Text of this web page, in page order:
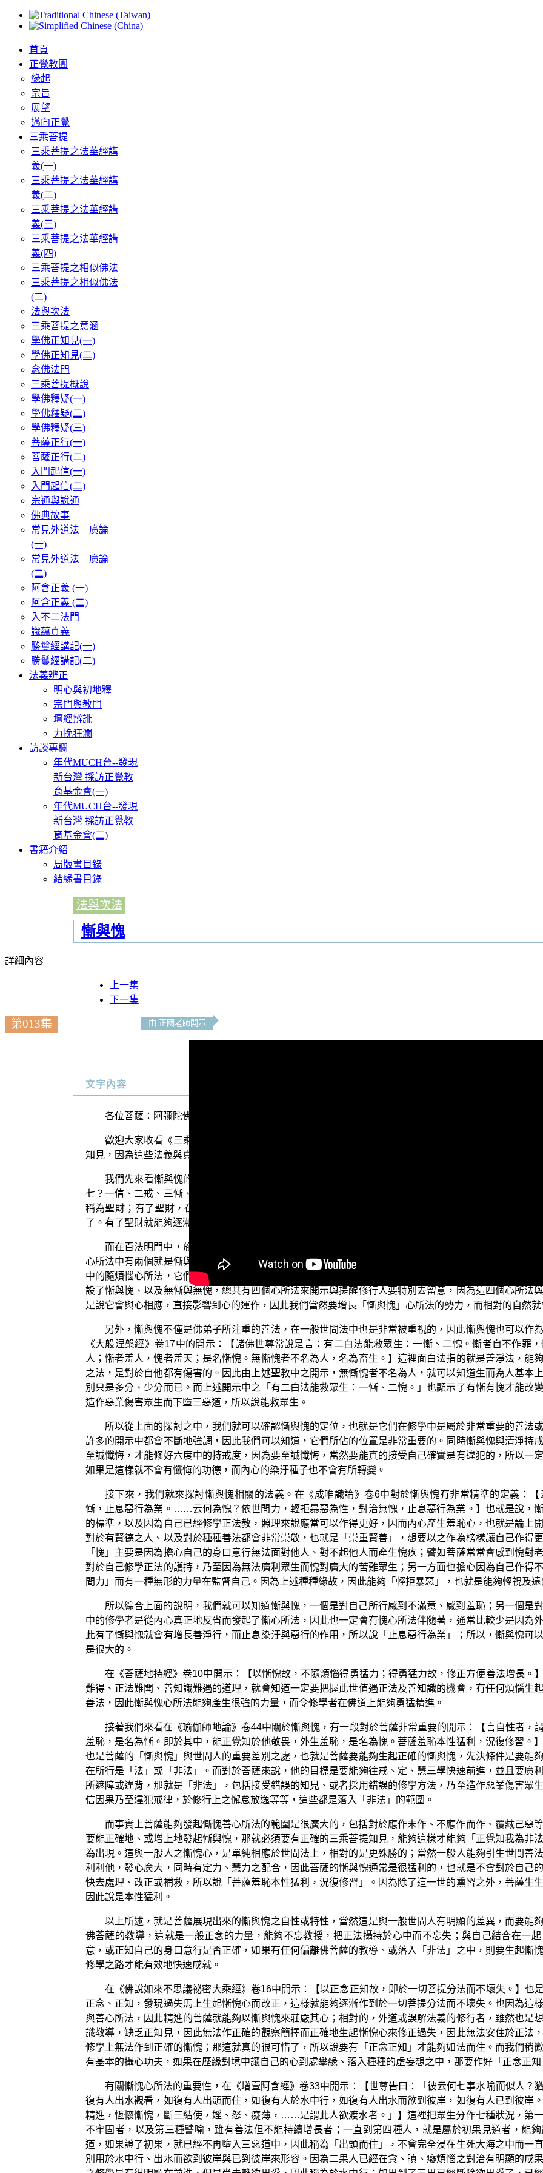
首頁
正覺教團
緣起
宗旨
展望
邁向正覺
三乘菩提
三乘菩提之法華經講
義(一)
三乘菩提之法華經講
義(二)
三乘菩提之法華經講
義(三)
三乘菩提之法華經講
義(四)
三乘菩提之相似佛法
三乘菩提之相似佛法
(二)
法與次法
三乘菩提之意涵
學佛正知見(一)
學佛正知見(二)
念佛法門
三乘菩提概說
學佛釋疑(一)
學佛釋疑(二)
學佛釋疑(三)
菩薩正行(一)
菩薩正行(二)
入門起信(一)
入門起信(二)
宗通與說通
佛典故事
常見外道法—廣論
(一)
常見外道法—廣論
(二)
阿含正義 (一)
阿含正義 (二)
入不二法門
識蘊真義
勝鬘經講記(一)
勝鬘經講記(二)
法義辨正
明心與初地釋
宗門與教門
壇經辨訛
力挽狂瀾
訪談專欄
年代MUCH台--發現
新台灣 採訪正覺教
育基金會(一)
年代MUCH台--發現
新台灣 採訪正覺教
育基金會(二)
書籍介紹
局版書目錄
結緣書目錄
法與次法
慚與愧
詳細內容
上一集
下一集
第013集 由 正國老師開示
文字內容
各位菩薩：阿彌陀佛！
歡迎大家收看《三乘菩提之法與次法》節目，今天我們要跟諸位菩薩一起來探討有關「有慚與有愧」
知見，因為這些法義與真正的修行有密切的關係，如果能夠對於這些法義有正確的瞭解，那對於我們在佛
我們先來看慚與愧的定位問題。首先，我們看在《瑜伽師地論》卷5中，對於七聖財有這樣的開示：
七？一信、二戒、三慚、四愧、五聞、六捨、七慧。】所以從這裡可以瞭解，七聖財可以引生世間法或出
稱為聖財；有了聖財，在佛道上才有資糧能夠快速而少障礙地往前邁進，而其中慚與愧就是屬於七聖財
了。有了聖財就能夠逐漸引發種種妙行，並且能夠帶到未來世去，別人也無法搶奪；因此，有智慧的修學者
而在百法明門中，施設了十一個善心所法，這些善心所能令修學者之善淨法增長與對治染汙惡法，能
心所法中有兩個就是慚與愧，因此，從百法明門中善心所的角度來看，慚與愧的重要性也是非常明顯的；
中的隨煩惱心所法，它們能夠引生與生長出種種的惡行出來，因此對於修學者來說，當然是會有嚴重的遮
設了慚與愧、以及無慚與無愧，總共有四個心所法來開示與提醒修行人要特別去留意，因為這四個心所法
是說它會與心相應，直接影響到心的運作，因此我們當然要增長「慚與愧」心所法的勢力，而相對的自然
另外，慚與愧不僅是佛弟子所注重的善法，在一般世間法中也是非常被重視的，因此慚與愧也可以作
《大般涅槃經》卷17中的開示：【諸佛世尊常說是言：有二白法能救眾生：一慚、二愧。慚者自不作罪
人；慚者羞人，愧者羞天；是名慚愧。無慚愧者不名為人，名為畜生。】這裡面白法指的就是善淨法，能
之法，是對於自他都有傷害的。因此由上述聖教中之開示，無慚愧者不名為人，就可以知道生而為人基本
別只是多分、少分而已。而上述開示中之「有二白法能救眾生：一慚、二愧。」也顯示了有慚有愧才能改
造作惡業傷害眾生而下墮三惡道，所以說能救眾生。
所以從上面的探討之中，我們就可以確認慚與愧的定位，也就是它們在修學中是屬於非常重要的善法
許多的開示中都會不斷地強調，因此我們可以知道，它們所佔的位置是非常重要的。同時慚與愧與清淨持
至誠懺悔，才能修好六度中的持戒度，因為要至誠懺悔，當然要能真的接受自己確實是有違犯的，所以一
如果是這樣就不會有懺悔的功德，而內心的染汙種子也不會有所轉變。
接下來，我們就來探討慚與愧相關的法義。在《成唯識論》卷6中對於慚與愧有非常精準的定義：
慚，止息惡行為業。……云何為愧？依世間力，輕拒暴惡為性，對治無愧，止息惡行為業。】也就是說，
的標準，以及因為自己已經修學正法教，照理來說應當可以作得更好，因而內心產生羞恥心，也就是論上
對於有賢德之人、以及對於種種善法都會非常崇敬，也就是「崇重賢善」，想要以之作為榜樣讓自己作得
「愧」主要是因為擔心自己的身口意行無法面對他人、對不起他人而產生愧疚；譬如菩薩常常會感到愧對
對於自己修學正法的護持，乃至因為無法廣利眾生而愧對廣大的苦難眾生；另一方面也擔心因為自己作得
間力」而有一種無形的力量在監督自己。因為上述種種緣故，因此能夠「輕拒暴惡」，也就是能夠輕視及遠
所以綜合上面的說明，我們就可以知道慚與愧，一個是對自己所行感到不滿意、感到羞恥；另一個是
中的修學者是從內心真正地反省而發起了慚心所法，因此也一定會有愧心所法伴隨著，通常比較少是因為
此有了慚與愧就會有增長善淨行，而止息染汙與惡行的作用，所以說「止息惡行為業」；所以，慚與愧可
是很大的。
在《菩薩地持經》卷10中開示：【以慚愧故，不隨煩惱得勇猛力；得勇猛力故，修正方便善法增長。
難得、正法難聞、善知識難遇的道理，就會知道一定要把握此世值遇正法及善知識的機會，有任何煩惱生
善法，因此慚與愧心所法能夠產生很強的力量，而令修學者在佛道上能夠勇猛精進。
接著我們來看在《瑜伽師地論》卷44中關於慚與愧，有一段對於菩薩非常重要的開示：【言自性者，
羞恥，是名為慚。即於其中，能正覺知於他敬畏，外生羞恥，是名為愧。菩薩羞恥本性猛利，況復修習。
也是菩薩的「慚與愧」與世間人的重要差別之處，也就是菩薩要能夠生起正確的慚與愧，先決條件是要能
在所行是「法」或「非法」。而對於菩薩來說，他的目標是要能夠往戒、定、慧三學快速前進，並且要廣
所遮障或違背，那就是「非法」，包括接受錯誤的知見、或者採用錯誤的修學方法，乃至造作惡業傷害眾
信因果乃至違犯戒律，於修行上之懈怠放逸等等，這些都是落入「非法」的範圍。
而事實上菩薩能夠發起慚愧善心所法的範圍是很廣大的，包括對於應作未作、不應作而作、覆藏己惡
要能正確地、或增上地發起慚與愧，那就必須要有正確的三乘菩提知見，能夠這樣才能夠「正覺知我為非
為出現。這與一般人之慚愧心，是單純相應於世間法上，相對的是更殊勝的；當然一般人能夠引生世間善
利利他，發心廣大，同時有定力、慧力之配合，因此菩薩的慚與愧通常是很猛利的，也就是不會對於自己
快去處理、改正或補救，所以說「菩薩羞恥本性猛利，況復修習」。因為除了這一世的熏習之外，菩薩生
因此說是本性猛利。
以上所述，就是菩薩展現出來的慚與愧之自性或特性，當然這是與一般世間人有明顯的差異，而要能
佛菩薩的教導，這就是一般正念的力量，能夠不忘教授，把正法攝持於心中而不忘失；與自己結合在一
意，或正知自己的身口意行是否正確，如果有任何偏離佛菩薩的教導、或落入「非法」之中，則要生起慚
修學之路才能有效地快速成就。
在《佛說如來不思議祕密大乘經》卷16中開示：【以正念正知故，即於一切菩提分法而不壞失。】也
正念、正知，發現過失馬上生起慚愧心而改正，這樣就能夠逐漸作到於一切菩提分法而不壞失。也因為這
與善心所法，因此精進的菩薩就能夠以慚與愧來莊嚴其心；相對的，外道或誤解法義的修行者，雖然也是
識教導，缺乏正知見，因此無法作正確的觀察簡擇而正確地生起慚愧心來修正過失，因此無法安住於正法
修學上無法作到正確的慚愧；那這就真的很可惜了，所以說要有「正念正知」才能夠如法而住。而我們稍
有基本的攝心功夫，如果在歷緣對境中讓自己的心到處攀緣、落入種種的虛妄想之中，那要作好「正念正知
有關慚愧心所法的重要性，在《增壹阿含經》卷33中開示：【世尊告曰：「彼云何七事水喻而似人？
復有人出水觀看，如復有人出頭而住，如復有人於水中行，如復有人出水而欲到彼岸，如復有人已到彼
精進，恆懷慚愧，斷三結使，婬、怒、癡薄，……是謂此人欲渡水者。」】這裡把眾生分作七種狀況，第
不牢固者，以及第三種譬喻，雖有善法但不能持續增長者；一直到第四種人，就是屬於初果見道者，能
道，如果證了初果，就已經不再墮入三惡道中，因此稱為「出頭而住」，不會完全浸在生死大海之中而一
別用於水中行、出水而欲到彼岸與已到彼岸來形容。因為二果人已經在貪、瞋、癡煩惱之對治有明顯的成